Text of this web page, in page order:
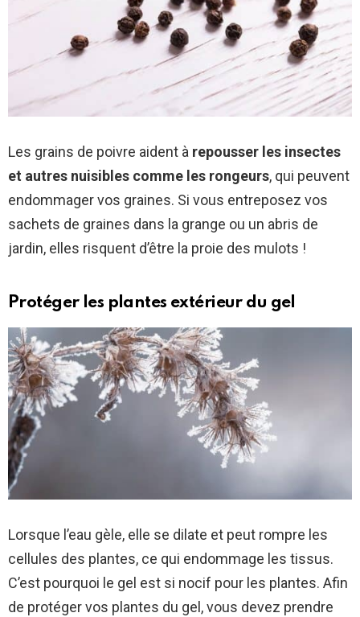
Les grains de poivre aident à repousser les insectes
et autres nuisibles comme les rongeurs, qui peuvent
endommager vos graines. Si vous entreposez vos
sachets de graines dans la grange ou un abris de
jardin, elles risquent d’être la proie des mulots !
Protéger les plantes extérieur du gel
Lorsque l’eau gèle, elle se dilate et peut rompre les
cellules des plantes, ce qui endommage les tissus.
C’est pourquoi le gel est si nocif pour les plantes. Afin
de protéger vos plantes du gel, vous devez prendre